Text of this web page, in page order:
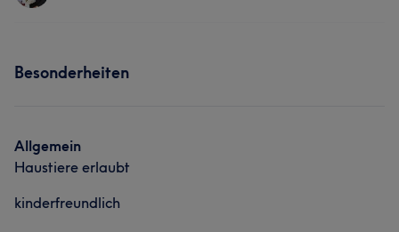
Besonderheiten
Allgemein
Haustiere erlaubt
kinderfreundlich